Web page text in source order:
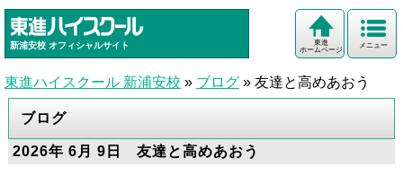
新浦安校 オフィシャルサイト メニュー
東進
ホームページ
東進ハイスクール 新浦安校 » ブログ » 友達と高めあおう
ブログ
2026年 6月 9日 友達と高めあおう